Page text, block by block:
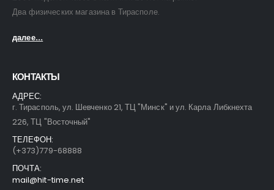
Два физических магазина в Тирасполе.
далее...
КОНТАКТЫ
АДРЕС:
г. Тирасполь, ул. Шевченко 21, ТЦ "Минск" и ул. Карла Либкнехта
226, ТЦ "Восточный"
ТЕЛЕФОН:
(+373)779-68888
ПОЧТА:
mail@hit-time.net